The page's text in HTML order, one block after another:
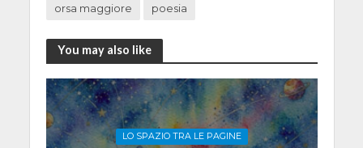
orsa maggiore poesia
You may also like
LO SPAZIO TRA LE PAGINE